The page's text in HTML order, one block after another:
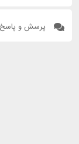
پرسش و پاسخ